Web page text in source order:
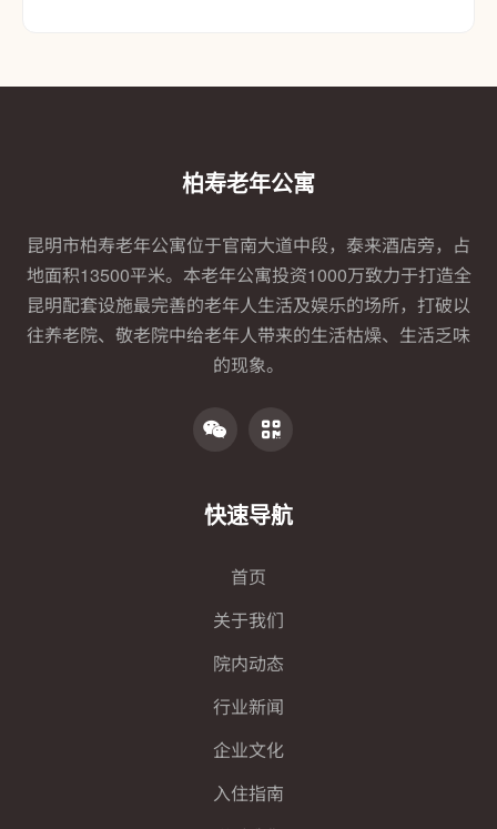
柏寿老年公寓
昆明市柏寿老年公寓位于官南大道中段，泰来酒店旁，占
地面积13500平米。本老年公寓投资1000万致力于打造全
昆明配套设施最完善的老年人生活及娱乐的场所，打破以
往养老院、敬老院中给老年人带来的生活枯燥、生活乏味
的现象。
快速导航
首页
关于我们
院内动态
行业新闻
企业文化
入住指南